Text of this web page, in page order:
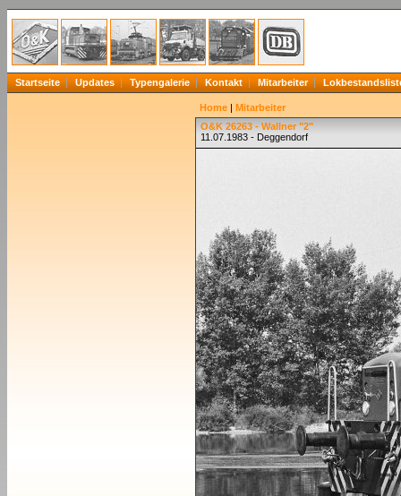
Startseite Updates Typengalerie Kontakt Mitarbeiter
Home | Mitarbeiter
O&K 26263 - Wallner "2"
11.07.1983 - Deggendorf